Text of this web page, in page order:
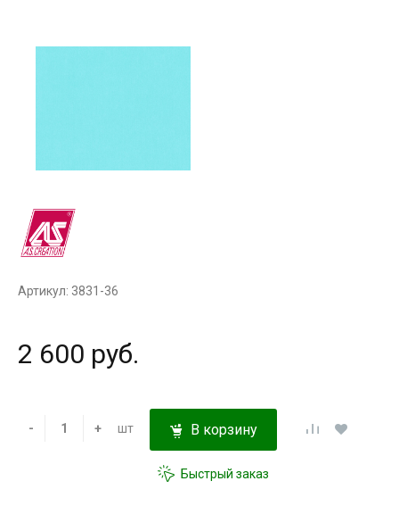
Артикул: 3831-36
2 600 руб.
- + шт В корзину
Быстрый заказ